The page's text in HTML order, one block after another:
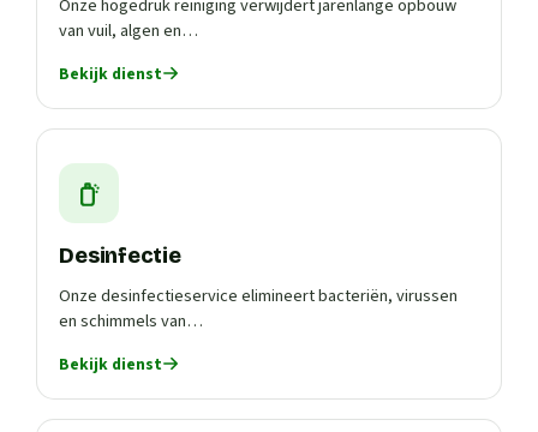
Onze hogedruk reiniging verwijdert jarenlange opbouw
van vuil, algen en…
Bekijk dienst
Desinfectie
Onze desinfectieservice elimineert bacteriën, virussen
en schimmels van…
Bekijk dienst